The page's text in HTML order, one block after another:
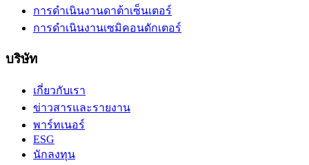
การดำเนินงานดาต้าเซ็นเตอร์
การดำเนินงานเซมิคอนดักเตอร์
บริษัท
เกี่ยวกับเรา
ข่าวสารและรายงาน
พาร์ทเนอร์
ESG
นักลงทุน